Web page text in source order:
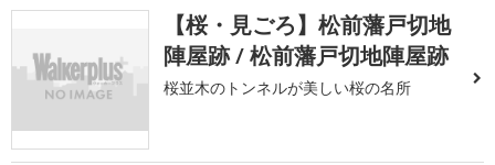
【桜・見ごろ】松前藩戸切地
陣屋跡 / 松前藩戸切地陣屋跡
桜並木のトンネルが美しい桜の名所